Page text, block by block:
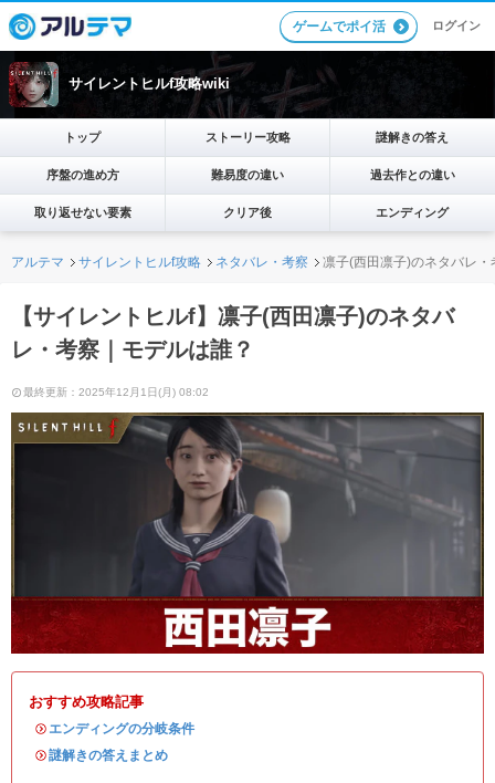
ゲームでポイ活 ログイン
サイレントヒルf攻略wiki
トップ ストーリー攻略 謎解きの答え
序盤の進め方 難易度の違い 過去作との違い
取り返せない要素 クリア後 エンディング
アルテマ サイレントヒルf攻略 ネタバレ・考察 凛子(西田凛子)のネタバレ
【サイレントヒルf】凛子(西田凛子)のネタバ
レ・考察｜モデルは誰？
最終更新：2025年12月1日(月) 08:02
おすすめ攻略記事
・ エンディングの分岐条件
・謎解きの答えまとめ